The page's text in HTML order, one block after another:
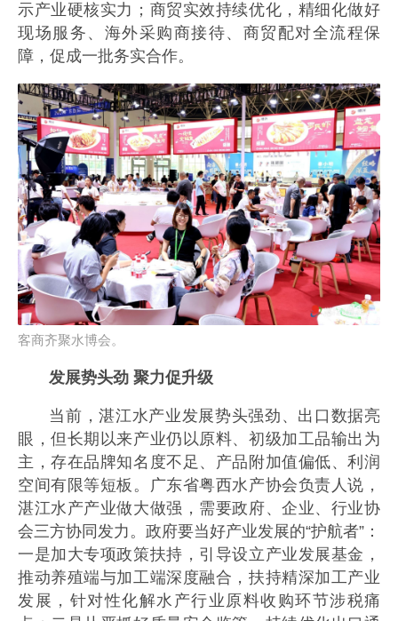
示产业硬核实力；商贸实效持续优化，精细化做好
现场服务、海外采购商接待、商贸配对全流程保
障，促成一批务实合作。
客商齐聚水博会。
发展势头劲 聚力促升级
当前，湛江水产业发展势头强劲、出口数据亮
眼，但长期以来产业仍以原料、初级加工品输出为
主，存在品牌知名度不足、产品附加值偏低、利润
空间有限等短板。广东省粤西水产协会负责人说，
湛江水产产业做大做强，需要政府、企业、行业协
会三方协同发力。政府要当好产业发展的“护航者”：
一是加大专项政策扶持，引导设立产业发展基金，
推动养殖端与加工端深度融合，扶持精深加工产业
发展，针对性化解水产行业原料收购环节涉税痛